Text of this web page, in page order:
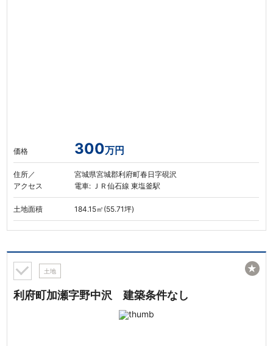
価格 300万円
住所／
アクセス
宮城県宮城郡利府町春日字硯沢
電車: ＪＲ仙石線 東塩釜駅
土地面積 184.15㎡(55.71坪)
土地
利府町加瀬字野中沢 建築条件なし
★